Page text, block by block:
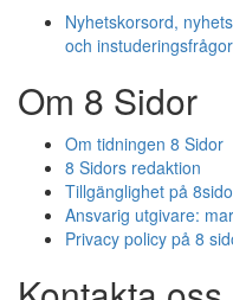
Nyhetskorsord,
och
Om 8 Sidor
Om tidningen 8 Sidor
8 Sidors redaktion
Tillgänglighet på
Ansvarig utgivare:
Privacy policy på 8